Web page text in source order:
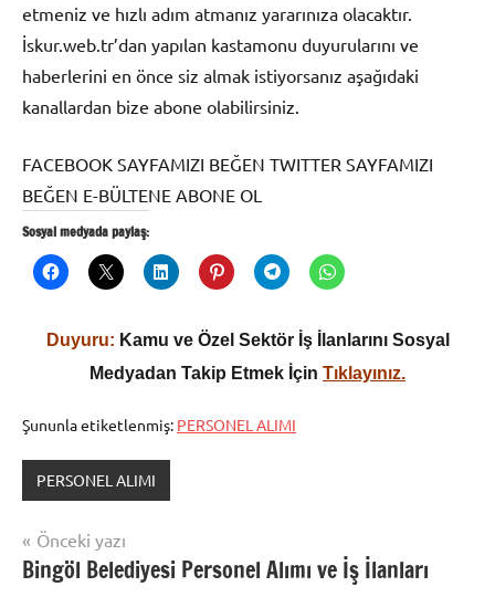
etmeniz ve hızlı adım atmanız yararınıza olacaktır.
İskur.web.tr’dan yapılan kastamonu duyurularını ve
haberlerini en önce siz almak istiyorsanız aşağıdaki
kanallardan bize abone olabilirsiniz.
FACEBOOK SAYFAMIZI BEĞEN TWITTER SAYFAMIZI
BEĞEN E-BÜLTENE ABONE OL
Sosyal medyada paylaş:
Duyuru: Kamu ve Özel Sektör İş İlanlarını Sosyal
Medyadan Takip Etmek İçin Tıklayınız.
Şununla etiketlenmiş: PERSONEL ALIMI
PERSONEL ALIMI
Yazı
gezinmesi
Önceki yazı
Bingöl Belediyesi Personel Alımı ve İş İlanları